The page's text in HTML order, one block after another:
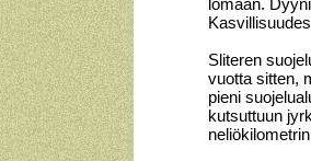
lomaan.
Sliteren
vuotta sitten,
pieni
kutsuttuun